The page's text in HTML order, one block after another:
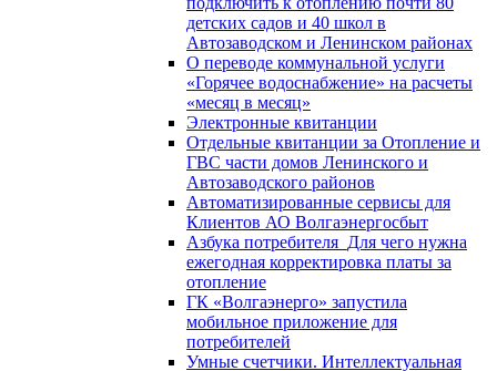
детских садов и 40 школ в
Автозаводском и Ленинском районах
О переводе коммунальной услуги
«Горячее водоснабжение» на расчеты
«месяц в месяц»
Электронные квитанции
Отдельные квитанции за Отопление и
ГВС части домов Ленинского и
Автозаводского районов
Автоматизированные сервисы для
Клиентов АО Волгаэнергосбыт
Азбука потребителя_Для чего нужна
ежегодная корректировка платы за
отопление
ГК «Волгаэнерго» запустила
мобильное приложение для
потребителей
Умные счетчики. Интеллектуальная